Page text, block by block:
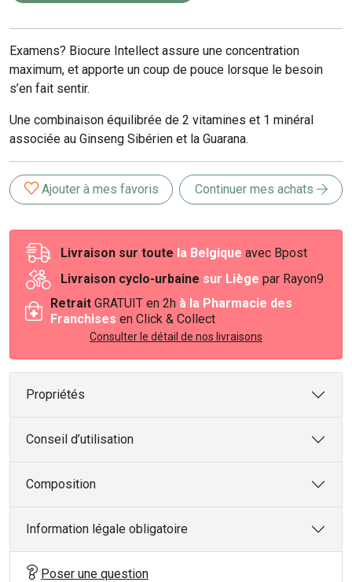
Examens? Biocure Intellect assure une concentration
maximum, et apporte un coup de pouce lorsque le besoin
s’en fait sentir.
Une combinaison équilibrée de 2 vitamines et 1 minéral
associée au Ginseng Sibérien et la Guarana.
Ajouter à mes favoris Continuer mes achats
Livraison sur toute la Belgique avec Bpost
Livraison cyclo-urbaine sur Liège par Rayon9
Retrait GRATUIT en 2h à la Pharmacie des
Franchises en Click & Collect
Consulter le détail de nos livraisons
Propriétés
Conseil d’utilisation
Composition
Information légale obligatoire
Poser une question